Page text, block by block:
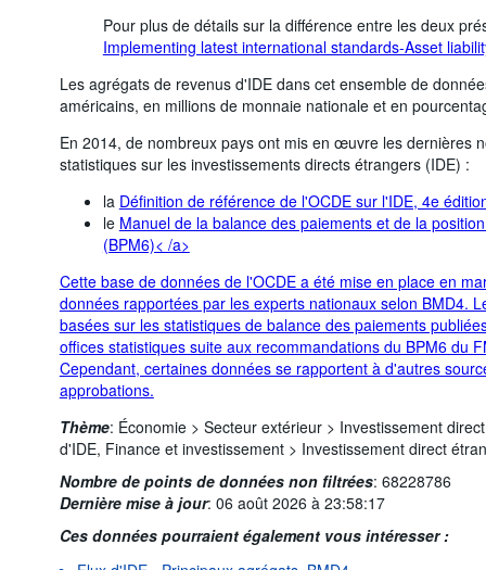
Pour plus de détails sur la différence entre les deux
Implementing latest international standards-Asset
Les agrégats de revenus d'IDE dans cet ensemble de
américains, en millions de monnaie nationale et en
En 2014, de nombreux pays ont mis en œuvre les dernières
statistiques sur les investissements directs étrangers (IDE) :
la Définition de référence de l'OCDE sur l'IDE, 4e
le Manuel de la balance des paiements et de la
(BPM6)< /a>
Cette base de données de l'OCDE a été mise en place en
données rapportées par les experts nationaux selon BMD4.
basées sur les statistiques de balance des paiements
offices statistiques suite aux recommandations du BPM6 du
Cependant, certaines données se rapportent à d'autres
approbations.
Thème: Économie > Secteur extérieur > Investissement
d'IDE, Finance et investissement > Investissement direct
Nombre de points de données non filtrées: 68228786
Dernière mise à jour: 06 août 2026 à 23:58:17
Ces données pourraient également vous intéresser :